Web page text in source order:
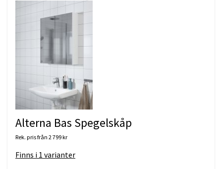
Alterna Bas Spegelskåp
Rek. pris från 2 799 kr
Finns i 1 varianter